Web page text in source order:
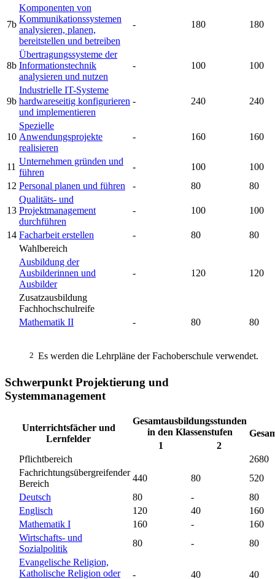
7b
Komponenten von
Kommunikationssystemen
analysieren, planen,
bereitstellen und betreiben
- 180 180
8b
Übertragungssysteme der
Informationstechnik
analysieren und nutzen
- 100 100
9b
Industrielle IT-Systeme
hardwareseitig konfigurieren
und implementieren
- 240 240
10
Spezielle
Anwendungsprojekte
realisieren
- 160 160
11
Unternehmen gründen und
führen
- 100
100
12 Personal planen und führen - 80 80
13
Qualitäts- und
Projektmanagement
durchführen
- 100 100
14 Facharbeit erstellen - 80
80
Wahlbereich
Ausbildung der
Ausbilderinnen und
Ausbilder
- 120 120
Zusatzausbildung
Fachhochschulreife
Mathematik II
- 80 80
2 Es werden die Lehrpläne der Fachoberschule verwendet.
Schwerpunkt Projektierung und
Systemmanagement
Unterrichtsfächer und
Lernfelder
Gesamtausbildungsstunden
in den Klassenstufen
1
2
Pflichtbereich
2680
Fachrichtungsübergreifender
Bereich
440 80
520
Deutsch
80 -
80
Englisch
120 40
160
Mathematik I
160 -
160
Wirtschafts- und
Sozialpolitik
80 -
80
Evangelische Religion,
Katholische Religion oder
- 40 40